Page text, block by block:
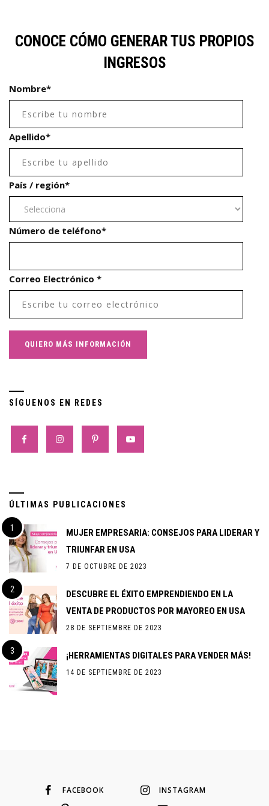
CONOCE CÓMO GENERAR TUS PROPIOS
INGRESOS
Nombre*
Apellido*
País / región*
Número de teléfono*
Correo Electrónico *
SÍGUENOS EN REDES
ÚLTIMAS PUBLICACIONES
MUJER EMPRESARIA: CONSEJOS PARA LIDERAR Y
TRIUNFAR EN USA
7 DE OCTUBRE DE 2023
DESCUBRE EL ÉXITO EMPRENDIENDO EN LA
VENTA DE PRODUCTOS POR MAYOREO EN USA
28 DE SEPTIEMBRE DE 2023
¡HERRAMIENTAS DIGITALES PARA VENDER MÁS!
14 DE SEPTIEMBRE DE 2023
FACEBOOK
INSTAGRAM